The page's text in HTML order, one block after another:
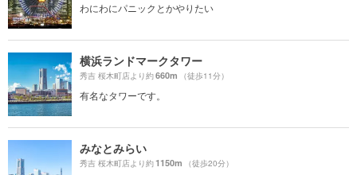
わにわにパニックとかやりたい
横浜ランドマークタワー
秀吉 桜木町店より約660m （徒歩11分）
有名なタワーです。
みなとみらい
秀吉 桜木町店より約1150m （徒歩20分）